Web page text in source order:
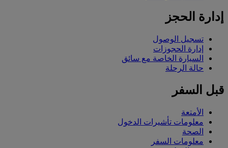
إدارة الحجز
تسجيل الوصول
إدارة الحجوزات
السيارة الخاصة مع سائق
حالة الرحلة
قبل السفر
الأمتعة
معلومات تأشيرات الدخول
الصحة
معلومات السفر